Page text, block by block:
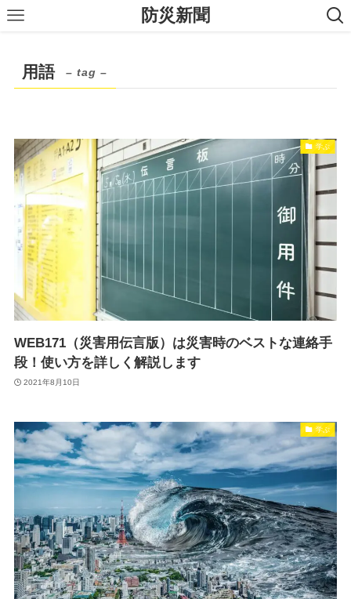
防災新聞
用語 – tag –
学ぶ
WEB171（災害用伝言版）は災害時のベストな連絡手
段！使い方を詳しく解説します
2021年8月10日
学ぶ